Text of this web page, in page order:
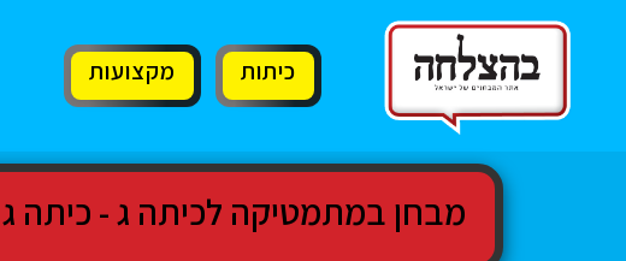
כיתות מקצועות
מבחן במתמטיקה לכיתה ג - כיתה